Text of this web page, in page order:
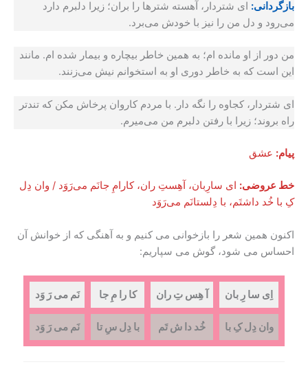
بازگردانی: ای شتردار، آهسته شترها را بران؛ زیرا دلبرم دارد
می‌رود و دل من را نیز با خودش می‌برد.
من دور از او مانده ام؛ به همین خاطر بیچاره و بیمار شده ام. مانند
این است که به خاطر دوری او به استخوانم نیش می‌زنند.
ای شتردار، کجاوه را نگه دار. با مردم کاروان پرخاش مکن که تندتر
راه بروند؛ زیرا با رفتن دلبرم من می‌میرم.
پیام: عشق
خط عروضی: ای سارِبان، آهِستِ ران، کارامِ جانَم می‌رَوَد / وان دِل
کِ با خُد داشتَم، با دِلستانَم می‌رَوَد
اکنون همین شعر را بازخوانی می کنیم و به آهنگی که از خوانش آن
احساس می شود، گوش می سپاریم:
اِی سا رِ بان آ هِس تِ ران کا را مِ جا نَم می رَ وَد
وان دِل کِ با خُد دا ش تَم با دِل سِ تا نَم می رَ وَد